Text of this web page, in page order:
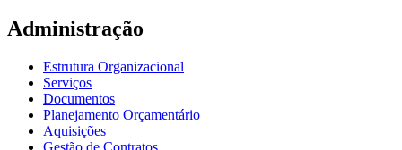
Administração
Estrutura Organizacional
Serviços
Documentos
Planejamento Orçamentário
Aquisições